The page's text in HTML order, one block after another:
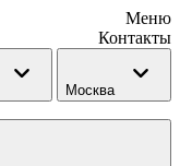
Меню
Контакты
Москва